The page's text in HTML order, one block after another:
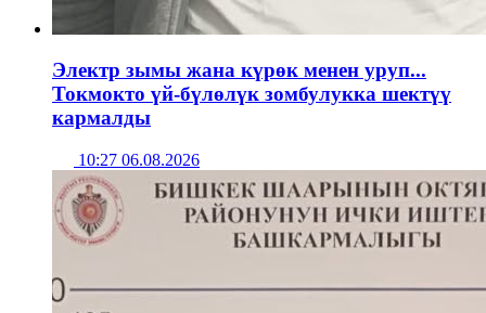
Электр зымы жана күрөк менен уруп...
Токмокто үй-бүлөлүк зомбулукка шектүү
кармалды
10:27 06.08.2026